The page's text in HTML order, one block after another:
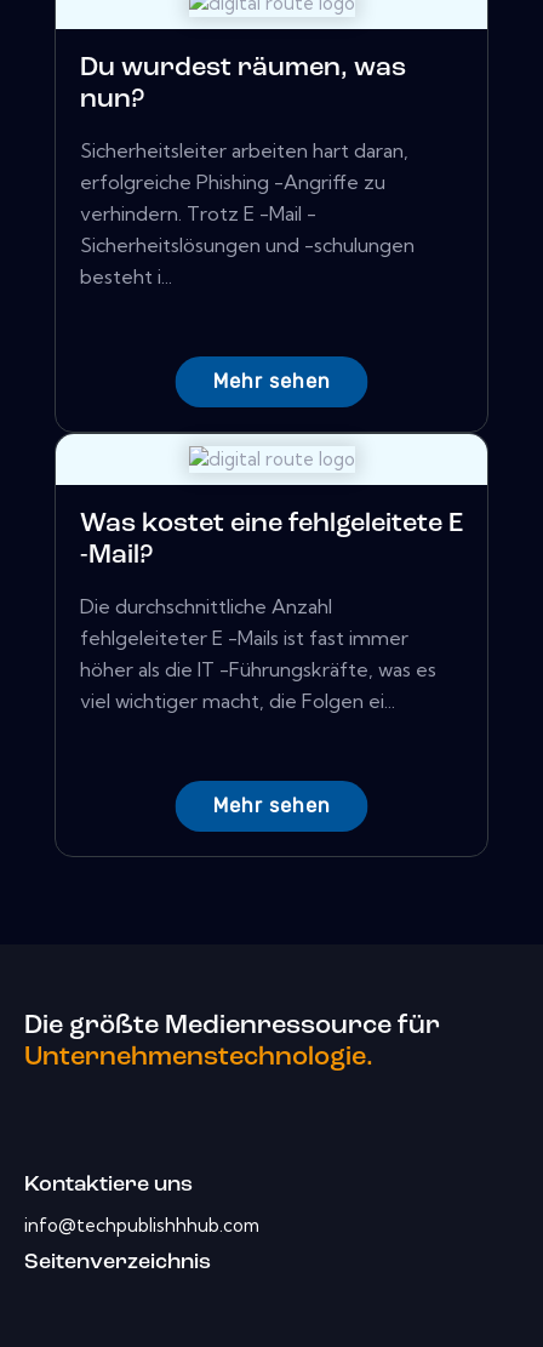
Du wurdest räumen, was
nun?
Sicherheitsleiter arbeiten hart daran,
erfolgreiche Phishing -Angriffe zu
verhindern. Trotz E -Mail -
Sicherheitslösungen und -schulungen
besteht i...
Mehr sehen
Was kostet eine fehlgeleitete E
-Mail?
Die durchschnittliche Anzahl
fehlgeleiteter E -Mails ist fast immer
höher als die IT -Führungskräfte, was es
viel wichtiger macht, die Folgen ei...
Mehr sehen
Die größte Medienressource für
Unternehmenstechnologie.
Kontaktiere uns
info@techpublishhhub.com
Seitenverzeichnis